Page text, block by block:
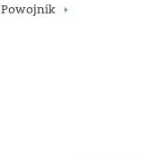
Powojnik